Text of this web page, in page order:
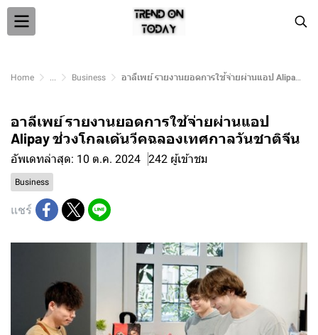
Home ... Business อาลีเพย์ รายงานยอดการใช้จ่ายผ่านแอป Alipay ช่วงโกลเด้นวีคฉลองเทศกาลวันชาติจีน
อาลีเพย์ รายงานยอดการใช้จ่ายผ่านแอป
Alipay ช่วงโกลเด้นวีคฉลองเทศกาลวันชาติจีน
อัพเดทล่าสุด: 10 ต.ค. 2024 242 ผู้เข้าชม
Business
แชร์